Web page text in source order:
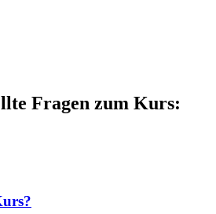
Fragen zum Kurs: